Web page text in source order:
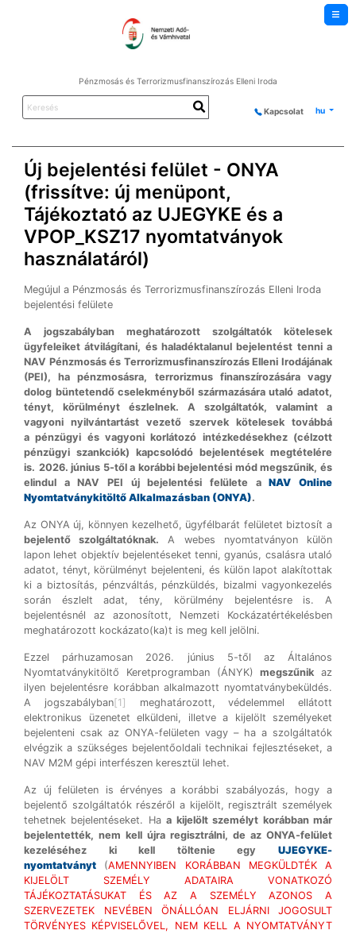
Pénzmosás és Terrorizmusfinanszírozás Elleni Iroda
KERESÉS AKapcsolat hu
Új bejelentési felület - ONYA
(frissítve: új menüpont,
Tájékoztató az UJEGYKE és a
VPOP_KSZ17 nyomtatványok
használatáról)
Megújul a Pénzmosás és Terrorizmusfinanszírozás Elleni Iroda
bejelentési felülete
A jogszabályban meghatározott szolgáltatók kötelesek
ügyfeleiket átvilágítani, és haladéktalanul bejelentést tenni a
NAV Pénzmosás és Terrorizmusfinanszírozás Elleni Irodájának
(PEI), ha pénzmosásra, terrorizmus finanszírozására vagy
dolog büntetendő cselekményből származására utaló adatot,
tényt, körülményt észlelnek. A szolgáltatók, valamint a
vagyoni nyilvántartást vezető szervek kötelesek továbbá
a pénzügyi és vagyoni korlátozó intézkedésekhez (célzott
pénzügyi szankciók) kapcsolódó bejelentések megtételére
is. 2026. június 5-től a korábbi bejelentési mód megszűnik, és
elindul a NAV PEI új bejelentési felülete aNAV Online
Nyomtatványkitöltő Alkalmazásban (ONYA).
Az ONYA új, könnyen kezelhető, ügyfélbarát felületet biztosít a
bejelentő szolgáltatóknak. A webes nyomtatványon külön
lapon lehet objektív bejelentéseket tenni, gyanús, csalásra utaló
adatot, tényt, körülményt bejelenteni, és külön lapot alakítottak
ki a biztosítás, pénzváltás, pénzküldés, bizalmi vagyonkezelés
során észlelt adat, tény, körülmény bejelentésre is. A
bejelentésnél az azonosított, Nemzeti Kockázatértékelésben
meghatározott kockázato(ka)t is meg kell jelölni.
Ezzel párhuzamosan 2026. június 5-től az Általános
Nyomtatványkitöltő Keretprogramban (ÁNYK)megszűnik az
ilyen bejelentésre korábban alkalmazott nyomtatványbeküldés.
A jogszabályban[1] meghatározott, védelemmel ellátott
elektronikus üzenetet elküldeni, illetve a kijelölt személyeket
bejelenteni csak az ONYA-felületen vagy – ha a szolgáltatók
elvégzik a szükséges bejelentőoldali technikai fejlesztéseket, a
NAV M2M gépi interfészen keresztül lehet.
Az új felületen is érvényes a korábbi szabályozás, hogy a
bejelentő szolgáltatók részéről a kijelölt, regisztrált személyek
tehetnek bejelentéseket. Haa kijelölt személyt korábban már
bejelentették, nem kell újra regisztrálni, de az ONYA-felület
kezeléséhez ki kell töltenie egy UJEGYKE-
nyomtatványt (AMENNYIBEN KORÁBBAN MEGKÜLDTÉK A
KIJELÖLT SZEMÉLY ADATAIRA VONATKOZÓ
TÁJÉKOZTATÁSUKAT ÉS AZ A SZEMÉLY AZONOS A
SZERVEZETEK NEVÉBEN ÖNÁLLÓAN ELJÁRNI JOGOSULT
TÖRVÉNYES KÉPVISELŐVEL, NEM KELL A NYOMTATVÁNYT